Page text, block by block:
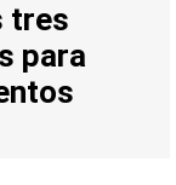
tres
para